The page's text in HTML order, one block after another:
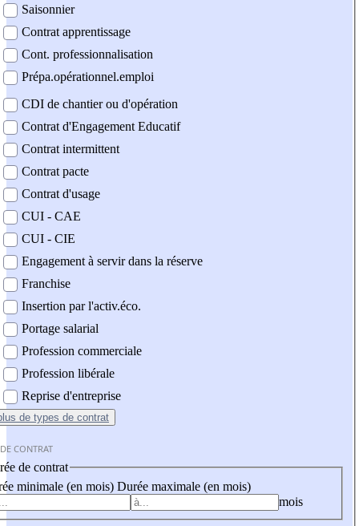
Saisonnier
Contrat apprentissage
Cont. professionnalisation
Prépa.opérationnel.emploi
CDI de chantier ou d'opération
Contrat d'Engagement Educatif
Contrat intermittent
Contrat pacte
Contrat d'usage
CUI - CAE
CUI - CIE
Engagement à servir dans la réserve
Franchise
Insertion par l'activ.éco.
Portage salarial
Profession commerciale
Profession libérale
Reprise d'entreprise
de types de contrat
CONTRAT
de contrat
minimale (en mois) Durée maximale (en mois)
mois